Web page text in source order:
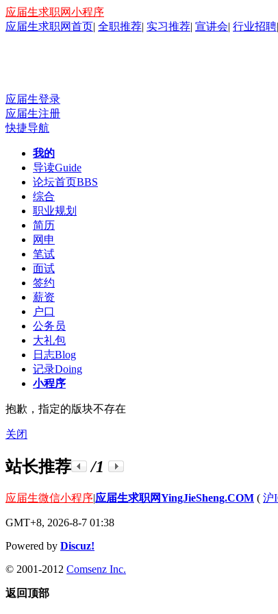
应届生求职网小程序
应届生求职网首页| 全职推荐| 实习推荐| 宣讲会| 行业招聘|
应届生登录
应届生注册
快捷导航
我的
导读Guide
论坛首页BBS
综合
职业规划
简历
网申
笔试
面试
签约
薪资
户口
公务员
大礼包
日志Blog
记录Doing
小程序
抱歉，指定的版块不存在
关闭
站长推荐 /1
应届生微信小程序|应届生求职网YingJieSheng.COM ( 沪
GMT+8, 2026-8-7 01:38
Powered by Discuz!
© 2001-2012 Comsenz Inc.
返回顶部